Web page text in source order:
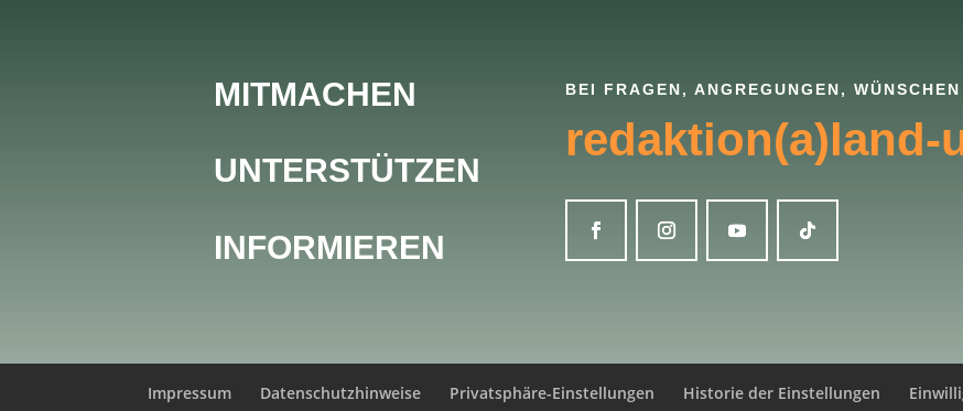
MITMACHEN
UNTERSTÜTZEN
INFORMIEREN
BEI FRAGEN, ANGREGUNGEN, WÜNSCHEN
redaktion(a)land-
Impressum Datenschutzhinweise Privatsphäre-Einstellungen Historie der Einstellungen